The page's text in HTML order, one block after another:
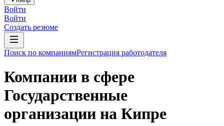
Войти
Войти
Создать резюме
Поиск по компаниямРегистрация работодателя
Компании в сфере
Государственные
организации на Кипре